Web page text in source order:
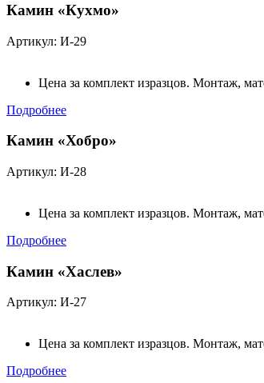
Камин «Кухмо»
Артикул: И-29
Цена за комплект изразцов. Монтаж,
Подробнее
Камин «Хобро»
Артикул: И-28
Цена за комплект изразцов. Монтаж,
Подробнее
Камин «Хаслев»
Артикул: И-27
Цена за комплект изразцов. Монтаж,
Подробнее